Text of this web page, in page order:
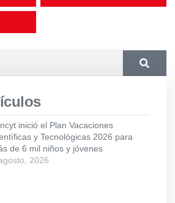
inició el Plan Vacaciones
y Tecnológicas 2026 para
de 6 mil niños y jóvenes
2026